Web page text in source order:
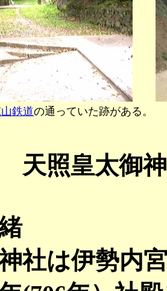
鉄道の通っていた跡がある。
照皇太御神
社は伊勢内